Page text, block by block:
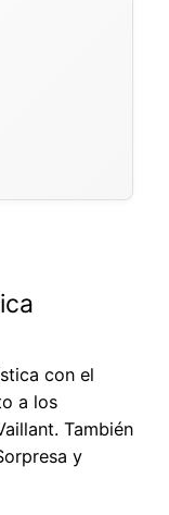
con el
a los
También
y